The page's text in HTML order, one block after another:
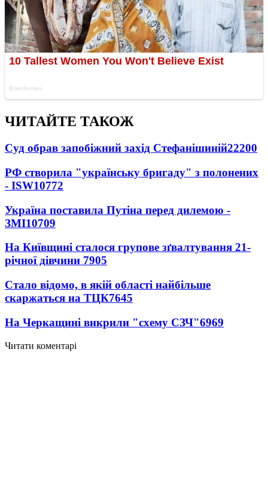
ЧИТАЙТЕ ТАКОЖ
Суд обрав запобіжний захід Стефанішиній22200
РФ створила "українську бригаду" з полонених
- ISW10772
Україна поставила Путіна перед дилемою -
ЗМІ10709
На Київщині сталося групове зґвалтування 21-
річної дівчини 7905
Стало відомо, в якій області найбільше
скаржаться на ТЦК7645
На Черкащині викрили "схему СЗЧ"6969
Читати коментарі